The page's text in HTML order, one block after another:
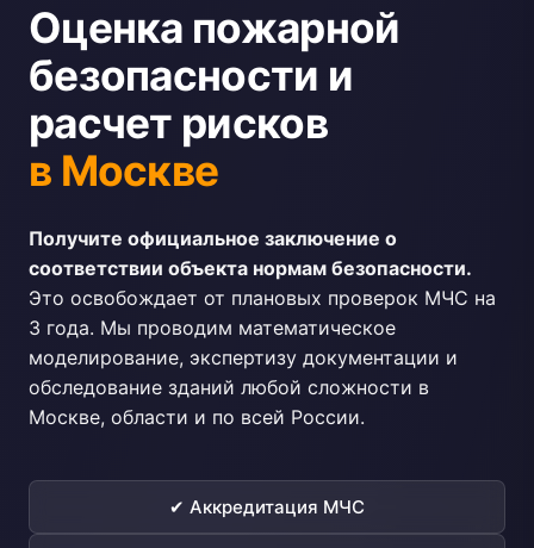
Оценка пожарной
безопасности и
расчет рисков
в Москве
Получите официальное заключение о
соответствии объекта нормам безопасности.
Это освобождает от плановых проверок МЧС на
3 года. Мы проводим математическое
моделирование, экспертизу документации и
обследование зданий любой сложности в
Москве, области и по всей России.
✔ Аккредитация МЧС